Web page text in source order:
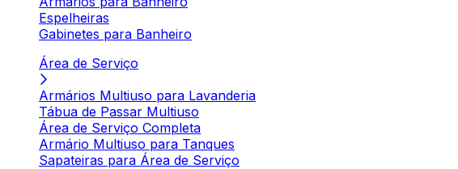
Espelheiras
Gabinetes para Banheiro
Área de Serviço
Armários Multiuso para Lavanderia
Tábua de Passar Multiuso
Área de Serviço Completa
Armário Multiuso para Tanques
Sapateiras para Área de Serviço